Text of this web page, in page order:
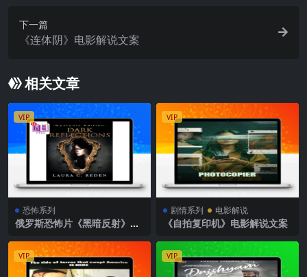
下一篇
《连体阴》电影解说文案
相关文章
VIP
恐怖系列
俄罗斯恐怖片《黑暗反射》解
VIP
剧情系列 电影解说
《自拍复印机》电影解说文案
VIP VIP